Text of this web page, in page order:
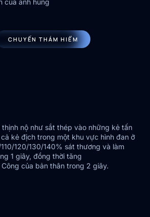
CHUYẾN THÁM HIỂM
nộ như sắt thép vào những kẻ tấn
kẻ địch trong một khu vực hình đan ở
120/130/140% sát thương và làm
1 giây, đồng thời tăng
của bản thân trong 2 giây.